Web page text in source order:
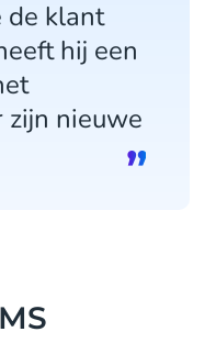
de klant
hij een
zijn nieuwe